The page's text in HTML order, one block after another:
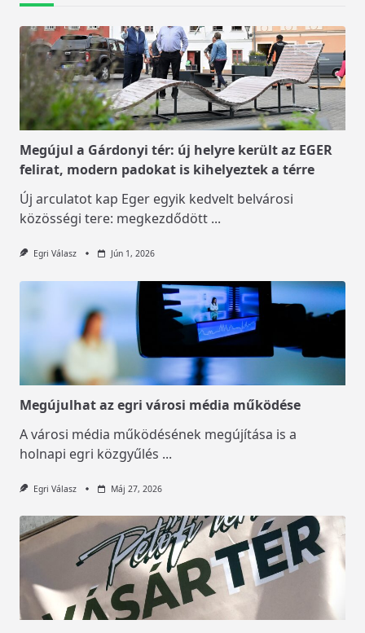
Megújul a Gárdonyi tér: új helyre került az EGER
felirat, modern padokat is kihelyeztek a térre
Új arculatot kap Eger egyik kedvelt belvárosi
közösségi tere: megkezdődött ...
Egri Válasz Jún 1, 2026
Megújulhat az egri városi média működése
A városi média működésének megújítása is a
holnapi egri közgyűlés ...
Egri Válasz Máj 27, 2026